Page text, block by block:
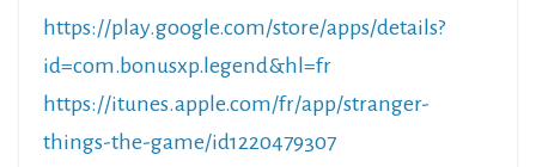
https://play.google.com/store/apps/details?
id=com.bonusxp.legend&hl=fr
https://itunes.apple.com/fr/app/stranger-
things-the-game/id1220479307